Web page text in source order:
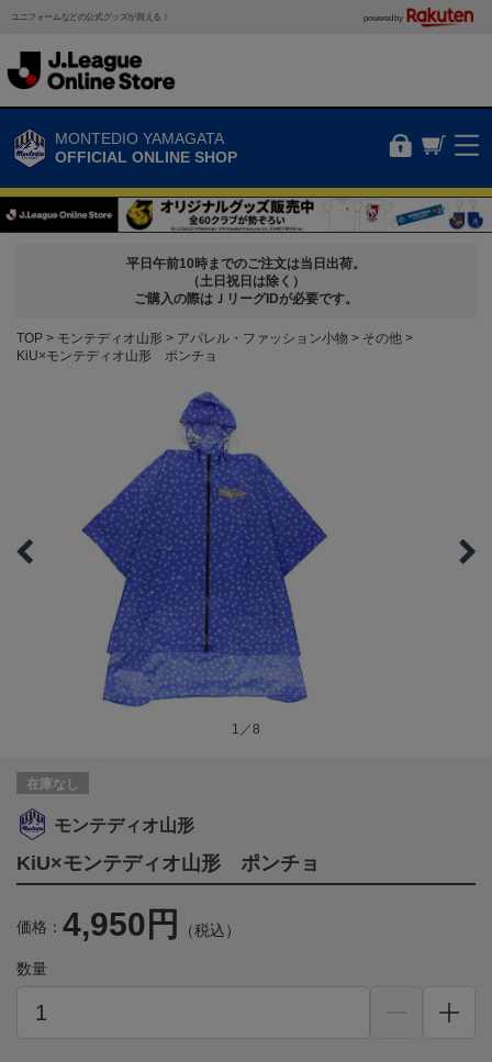
ユニフォームなどの公式グッズが買える！ powered by
MONTEDIO YAMAGATA
OFFICIAL ONLINE SHOP
平日午前10時までのご注文は当日出荷。
（土日祝日は除く）
ご購入の際はＪリーグIDが必要です。
TOP モンテディオ山形 アパレル・ファッション小物
その他
KiU×モンテディオ山形 ポンチョ
1／8
在庫なし
モンテディオ山形
KiU×モンテディオ山形 ポンチョ
価格： 4,950円 （税込）
数量